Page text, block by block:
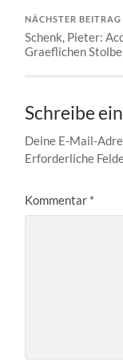
NÄCHSTER BEITRAG
Schenk, Pieter:
Graeflichen
Schreibe
Deine E-Mail-
Erforderliche
Kommentar *